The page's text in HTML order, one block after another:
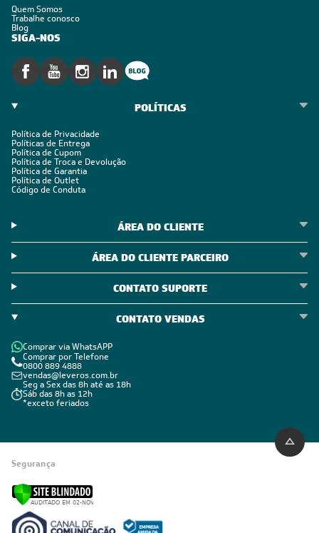
Quem Somos
Trabalhe conosco
Blog
SIGA-NOS
POLÍTICAS
Política de Privacidade
Políticas de Entrega
Política de Cupom
Política de Troca e Devolução
Política de Garantia
Política de Outlet
Código de Conduta
ÁREA DO CLIENTE
ÁREA DO CLIENTE PARCEIRO
CONTATO SUPORTE
CONTATO VENDAS
Comprar via WhatsAPP
Comprar por Telefone
0800 889 4888
vendas@leveros.com.br
Seg a Sex das 8h até as 18h
Sáb das 8h as 12h
*exceto feriados
Segurança